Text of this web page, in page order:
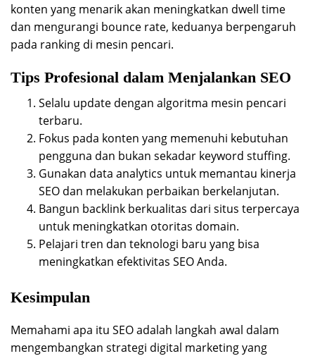
konten yang menarik akan meningkatkan dwell time
dan mengurangi bounce rate, keduanya berpengaruh
pada ranking di mesin pencari.
Tips Profesional dalam Menjalankan SEO
Selalu update dengan algoritma mesin pencari
terbaru.
Fokus pada konten yang memenuhi kebutuhan
pengguna dan bukan sekadar keyword stuffing.
Gunakan data analytics untuk memantau kinerja
SEO dan melakukan perbaikan berkelanjutan.
Bangun backlink berkualitas dari situs terpercaya
untuk meningkatkan otoritas domain.
Pelajari tren dan teknologi baru yang bisa
meningkatkan efektivitas SEO Anda.
Kesimpulan
Memahami apa itu SEO adalah langkah awal dalam
mengembangkan strategi digital marketing yang